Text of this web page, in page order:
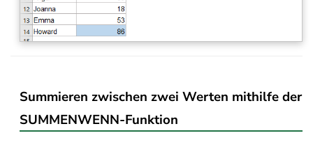
Summieren zwischen zwei Werten mithilfe der
SUMMENWENN-Funktion